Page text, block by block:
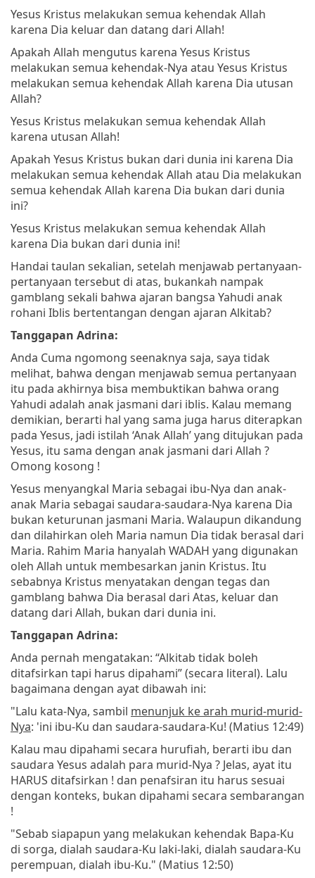
Yesus Kristus melakukan semua kehendak Allah
karena Dia keluar dan datang dari Allah!
Apakah Allah mengutus karena Yesus Kristus
melakukan semua kehendak-Nya atau Yesus Kristus
melakukan semua kehendak Allah karena Dia utusan
Allah?
Yesus Kristus melakukan semua kehendak Allah
karena utusan Allah!
Apakah Yesus Kristus bukan dari dunia ini karena Dia
melakukan semua kehendak Allah atau Dia melakukan
semua kehendak Allah karena Dia bukan dari dunia
ini?
Yesus Kristus melakukan semua kehendak Allah
karena Dia bukan dari dunia ini!
Handai taulan sekalian, setelah menjawab pertanyaan-
pertanyaan tersebut di atas, bukankah nampak
gamblang sekali bahwa ajaran bangsa Yahudi anak
rohani Iblis bertentangan dengan ajaran Alkitab?
Tanggapan Adrina:
Anda Cuma ngomong seenaknya saja, saya tidak
melihat, bahwa dengan menjawab semua pertanyaan
itu pada akhirnya bisa membuktikan bahwa orang
Yahudi adalah anak jasmani dari iblis. Kalau memang
demikian, berarti hal yang sama juga harus diterapkan
pada Yesus, jadi istilah ‘Anak Allah’ yang ditujukan pada
Yesus, itu sama dengan anak jasmani dari Allah ?
Omong kosong !
Yesus menyangkal Maria sebagai ibu-Nya dan anak-
anak Maria sebagai saudara-saudara-Nya karena Dia
bukan keturunan jasmani Maria. Walaupun dikandung
dan dilahirkan oleh Maria namun Dia tidak berasal dari
Maria. Rahim Maria hanyalah WADAH yang digunakan
oleh Allah untuk membesarkan janin Kristus. Itu
sebabnya Kristus menyatakan dengan tegas dan
gamblang bahwa Dia berasal dari Atas, keluar dan
datang dari Allah, bukan dari dunia ini.
Tanggapan Adrina:
Anda pernah mengatakan: “Alkitab tidak boleh
ditafsirkan tapi harus dipahami” (secara literal). Lalu
bagaimana dengan ayat dibawah ini:
"Lalu kata-Nya, sambil menunjuk ke arah murid-murid-
Nya: 'ini ibu-Ku dan saudara-saudara-Ku! (Matius 12:49)
Kalau mau dipahami secara hurufiah, berarti ibu dan
saudara Yesus adalah para murid-Nya ? Jelas, ayat itu
HARUS ditafsirkan ! dan penafsiran itu harus sesuai
dengan konteks, bukan dipahami secara sembarangan
!
"Sebab siapapun yang melakukan kehendak Bapa-Ku
di sorga, dialah saudara-Ku laki-laki, dialah saudara-Ku
perempuan, dialah ibu-Ku." (Matius 12:50)